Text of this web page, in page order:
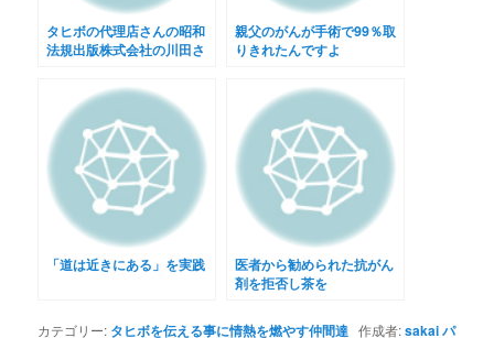
タヒボの代理店さんの昭和
法規出版株式会社の川田さ
親父のがんが手術で99％取
りきれたんですよ
「道は近きにある」を実践
医者から勧められた抗がん
剤を拒否し茶を
カテゴリー: タヒボを伝える事に情熱を燃やす仲間達 作成者:sakaiパ